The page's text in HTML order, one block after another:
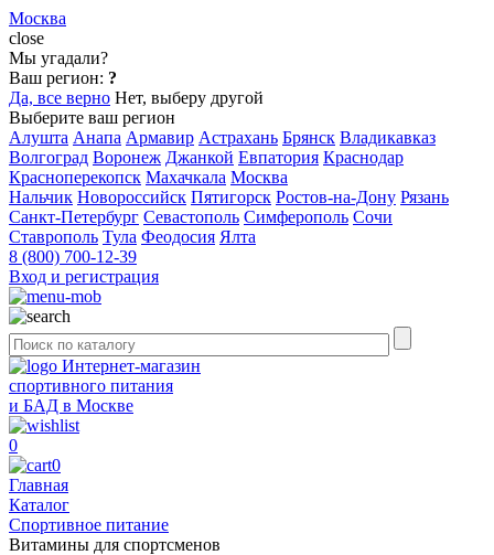
Москва
close
Мы угадали?
Ваш регион: ?
Да, все верно Нет, выберу другой
Выберите ваш регион
Алушта Анапа Армавир Астрахань Брянск Владикавказ
Волгоград Воронеж Джанкой Евпатория Краснодар
Красноперекопск Махачкала Москва
Нальчик Новороссийск Пятигорск Ростов-на-Дону Рязань
Санкт-Петербург Севастополь Симферополь Сочи
Ставрополь Тула Феодосия Ялта
8 (800) 700-12-39
Вход и регистрация
Интернет-магазин
спортивного питания
и БАД в Москве
0
0
Главная
Каталог
Спортивное питание
Витамины для спортсменов